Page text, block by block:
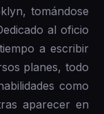
tomándose
al oficio
a escribir
planes, todo
como
aparecer en